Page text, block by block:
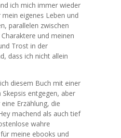
ich mich immer wieder
eigenes Leben und
parallelen zwischen
und meinen
Trost in der
dass ich nicht allein
diesem Buch mit einer
entgegen, aber
Erzählung, die
machend als auch tief
wahre
meine ebooks und